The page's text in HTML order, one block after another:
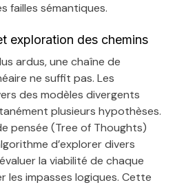
failles sémantiques.
exploration des chemins
ardus, une chaîne de
ne suffit pas. Les
des modèles divergents
plusieurs hypothèses.
pensée (Tree of Thoughts)
d’explorer divers
la viabilité de chaque
les impasses logiques. Cette